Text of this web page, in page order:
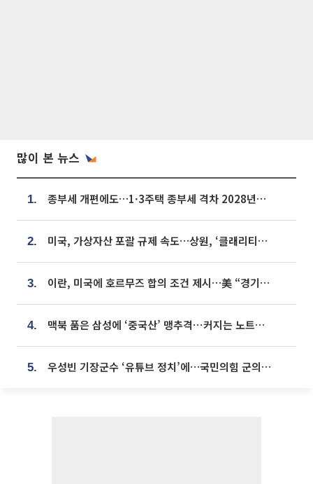
많이 본 뉴스
1. 종부세 개편에도…1·3주택 종부세 격차 2028년부터 확대
2. 미국, 가상자산 포괄 규제 속도…상원, ‘클래리티법’ 9월 절차투표 추진
3. 이란, 미국에 호르무즈 합의 조건 제시…美 “경기 아직 안 끝나” [종합]
4. 맥북 품은 삼성에 ‘중국산’ 맹추격⋯커지는 노트북 OLED 시장
5. 우성빈 기장군수 ‘유튜브 정치’에…국민의힘 군의원들 집단 반발